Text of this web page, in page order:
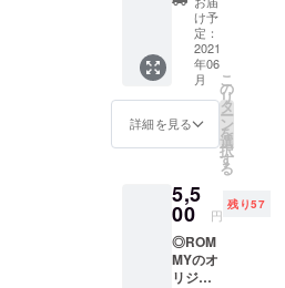
持ちの
方はご
予約し
ていた
だけれ
ば確実
にご用
ご予約
方法
は、ラ
ンチ券
に記載
させて
スト
ポーク
が食べ
れる券
ご家族
やお仲
間とあ
の味を
どこで
アでき
る！
ROMM
Y自家製
放牧豚
のロー
け予
定：
2021
年06
月
詳細を見る
こ
の
リ
タ
ー
ン
を
選
択
す
る
5,5
00 円
残り57
◎ROM
MYのオ
リジナ